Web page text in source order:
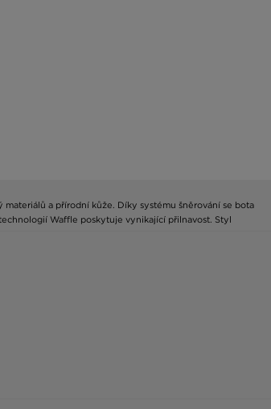
a přírodní kůže. Díky systému šněrování se bota
Waffle poskytuje vynikající přilnavost. Styl